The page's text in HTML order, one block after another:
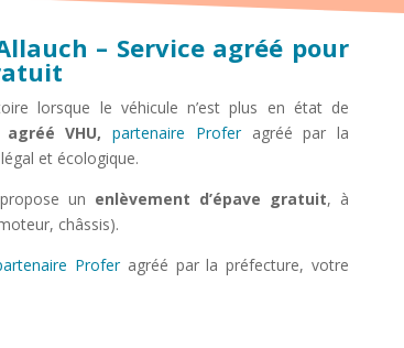
– Service agréé pour
lorsque le véhicule n’est plus en état de
VHU, partenaire Proferagréé par la
et écologique.
propose un enlèvement d’épave gratuit, à
châssis).
Proferagréé par la préfecture, votre